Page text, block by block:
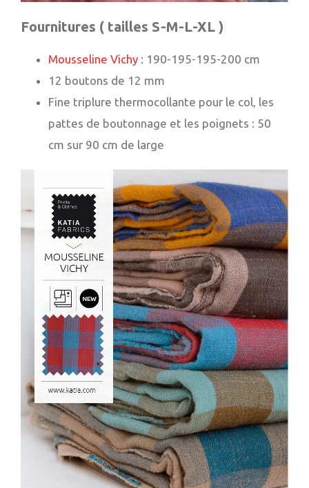
Fournitures ( tailles S-M-L-XL )
Mousseline Vichy : 190-195-195-200 cm
12 boutons de 12 mm
Fine triplure thermocollante pour le col, les
pattes de boutonnage et les poignets : 50
cm sur 90 cm de large